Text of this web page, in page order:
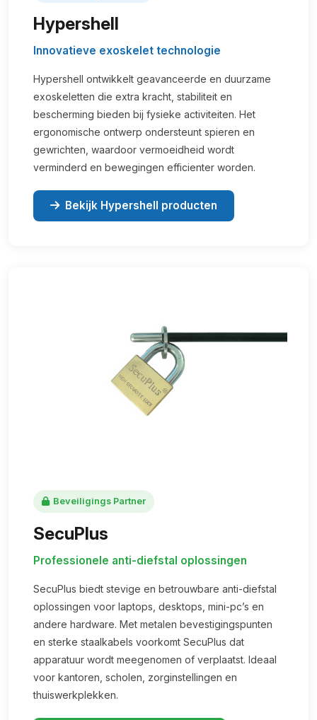
Hypershell
Innovatieve exoskelet technologie
Hypershell ontwikkelt geavanceerde en duurzame
exoskeletten die extra kracht, stabiliteit en
bescherming bieden bij fysieke activiteiten. Het
ergonomische ontwerp ondersteunt spieren en
gewrichten, waardoor vermoeidheid wordt
verminderd en bewegingen efficienter worden.
Bekijk Hypershell producten
Beveiligings Partner
SecuPlus
Professionele anti-diefstal oplossingen
SecuPlus biedt stevige en betrouwbare anti-diefstal
oplossingen voor laptops, desktops, mini-pc’s en
andere hardware. Met metalen bevestigingspunten
en sterke staalkabels voorkomt SecuPlus dat
apparatuur wordt meegenomen of verplaatst. Ideaal
voor kantoren, scholen, zorginstellingen en
thuiswerkplekken.